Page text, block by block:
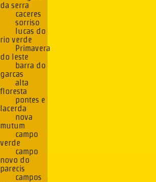
da serra
caceres
sorriso
lucas do
rio verde
Primavera
do leste
barra do
garcas
alta
floresta
pontes e
lacerda
nova
mutum
campo
verde
campo
novo do
parecis
campos